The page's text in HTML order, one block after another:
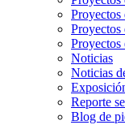
Proyectos
Proyectos
Proyectos
Noticias
Noticias
Reporte
Blog de